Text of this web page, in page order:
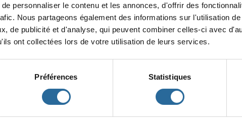
Préférences Statistiques
Enfants